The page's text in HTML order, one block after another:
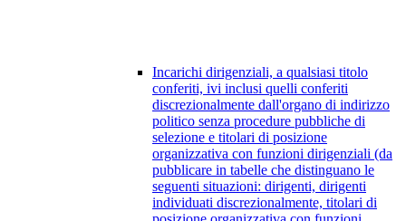
Incarichi dirigenziali, a qualsiasi titolo
conferiti, ivi inclusi quelli conferiti
discrezionalmente dall'organo di indirizzo
politico senza procedure pubbliche di
selezione e titolari di posizione
organizzativa con funzioni dirigenziali (da
pubblicare in tabelle che distinguano le
seguenti situazioni: dirigenti, dirigenti
individuati discrezionalmente, titolari di